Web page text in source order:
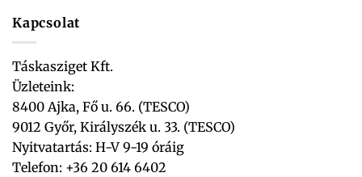
Kapcsolat
Táskasziget Kft.
Üzleteink:
8400 Ajka, Fő u. 66. (TESCO)
9012 Győr, Királyszék u. 33. (TESCO)
Nyitvatartás: H-V 9-19 óráig
Telefon: +36 20 614 6402